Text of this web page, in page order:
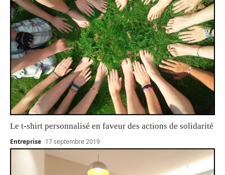
Le t-shirt personnalisé en faveur des actions de solidarité
Entreprise 17 septembre 2019